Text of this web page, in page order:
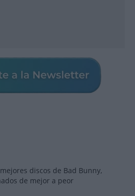
discos de Bad Bunny,
de mejor a peor